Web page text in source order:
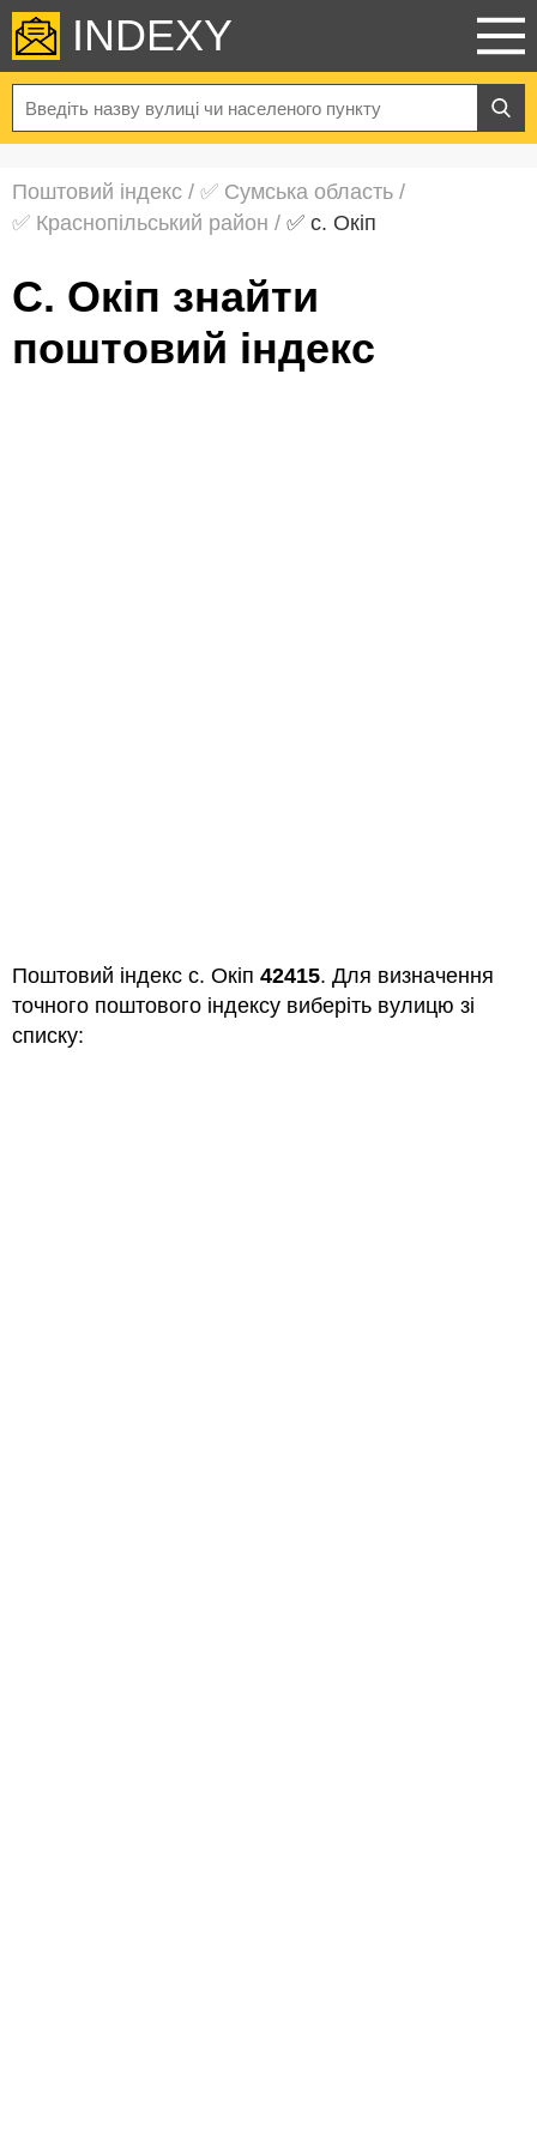
INDEXY
Поштовий індекс / ✅ Сумська область /
✅ Краснопільський район / ✅ с. Окіп
с. Окіп знайти
поштовий індекс
Поштовий індекс с. Окіп 42415. Для визначення
точного поштового індексу виберіть вулицю зі
списку: